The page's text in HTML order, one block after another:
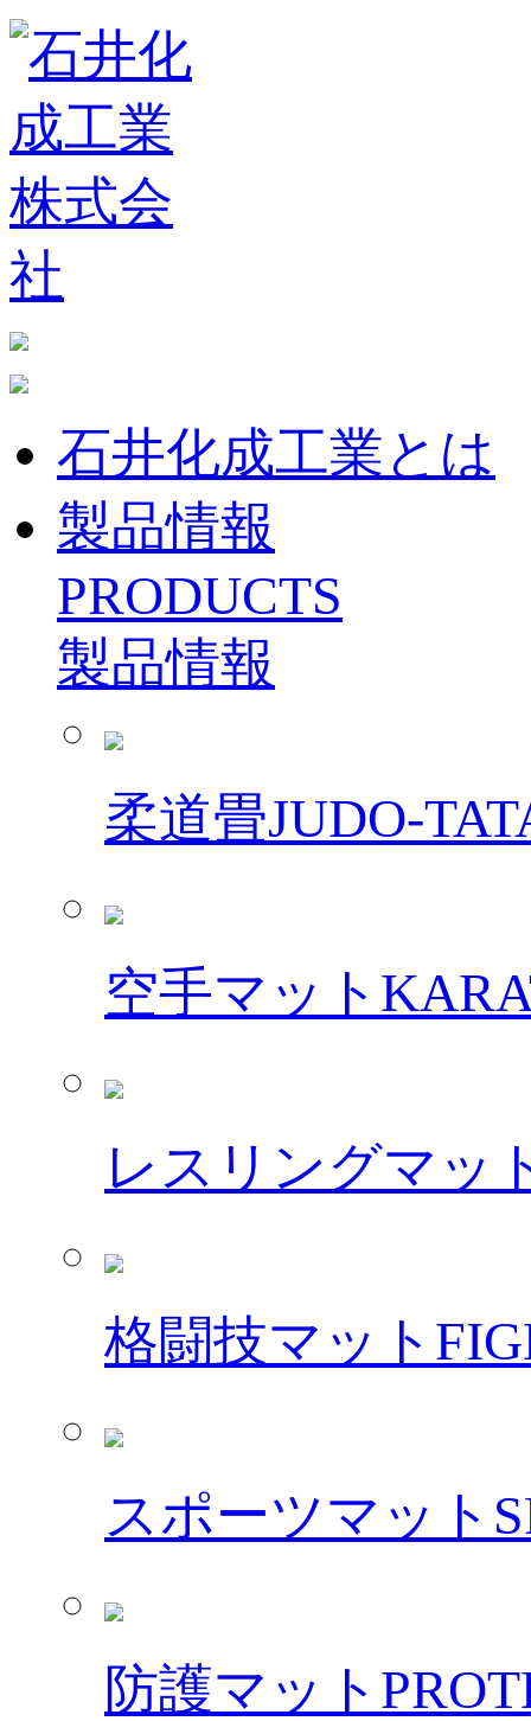
石井化成工業とは
製品情報
PRODUCTS
製品情報
柔道畳JUDO-
空手マット
レスリングマッ
格闘技マット
スポーツマット
防護マット